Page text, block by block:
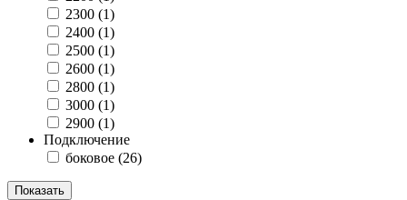
2300 (1)
2400 (1)
2500 (1)
2600 (1)
2800 (1)
3000 (1)
2900 (1)
Подключение
боковое (26)
Показать